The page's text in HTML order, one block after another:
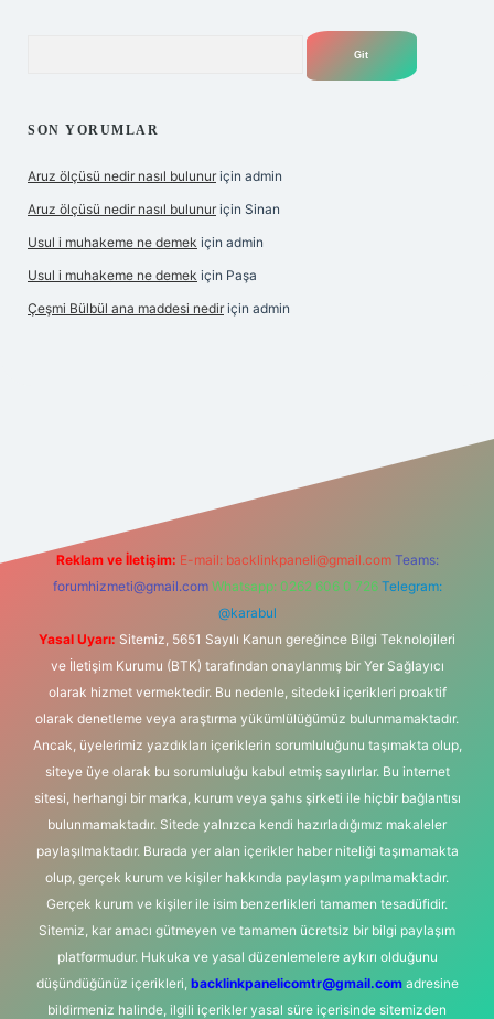
SON YORUMLAR
Aruz ölçüsü nedir nasıl bulunur için admin
Aruz ölçüsü nedir nasıl bulunur için Sinan
Usul i muhakeme ne demek için admin
Usul i muhakeme ne demek için Paşa
Çeşmi Bülbül ana maddesi nedir için admin
Reklam ve İletişim: E-mail: backlinkpaneli@gmail.com Teams:
forumhizmeti@gmail.com Whatsapp: 0262 606 0 726 Telegram:
@karabul
Yasal Uyarı: Sitemiz, 5651 Sayılı Kanun gereğince Bilgi Teknolojileri
ve İletişim Kurumu (BTK) tarafından onaylanmış bir Yer Sağlayıcı
olarak hizmet vermektedir. Bu nedenle, sitedeki içerikleri proaktif
olarak denetleme veya araştırma yükümlülüğümüz bulunmamaktadır.
Ancak, üyelerimiz yazdıkları içeriklerin sorumluluğunu taşımakta olup,
siteye üye olarak bu sorumluluğu kabul etmiş sayılırlar. Bu internet
sitesi, herhangi bir marka, kurum veya şahıs şirketi ile hiçbir bağlantısı
bulunmamaktadır. Sitede yalnızca kendi hazırladığımız makaleler
paylaşılmaktadır. Burada yer alan içerikler haber niteliği taşımamakta
olup, gerçek kurum ve kişiler hakkında paylaşım yapılmamaktadır.
Gerçek kurum ve kişiler ile isim benzerlikleri tamamen tesadüfidir.
Sitemiz, kar amacı gütmeyen ve tamamen ücretsiz bir bilgi paylaşım
platformudur. Hukuka ve yasal düzenlemelere aykırı olduğunu
düşündüğünüz içerikleri, backlinkpanelicomtr@gmail.comadresine
bildirmeniz halinde, ilgili içerikler yasal süre içerisinde sitemizden